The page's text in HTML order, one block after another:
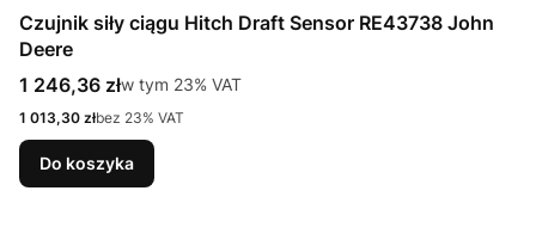
Czujnik siły ciągu Hitch Draft Sensor RE43738 John
Deere
Cena brutto
1 246,36 złw tym %s VAT
w tym 23% VAT
Cena netto
1 013,30 złbez 23% VAT
Do koszyka